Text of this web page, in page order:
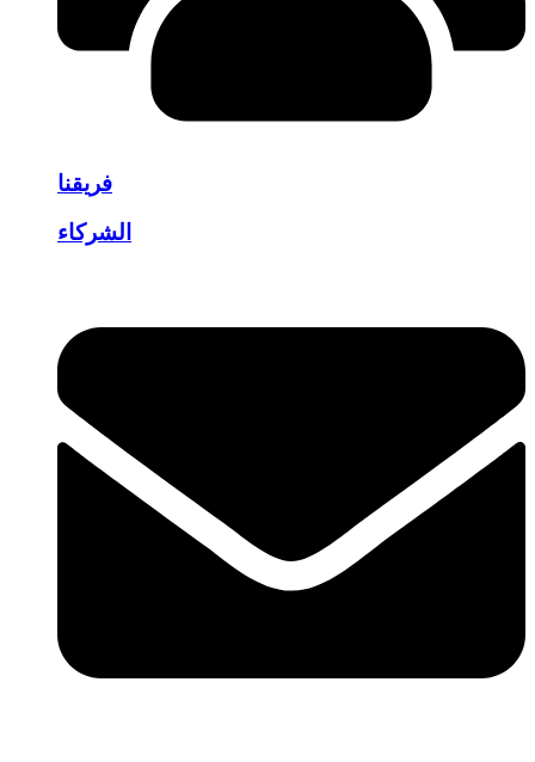
فريقنا
الشركاء